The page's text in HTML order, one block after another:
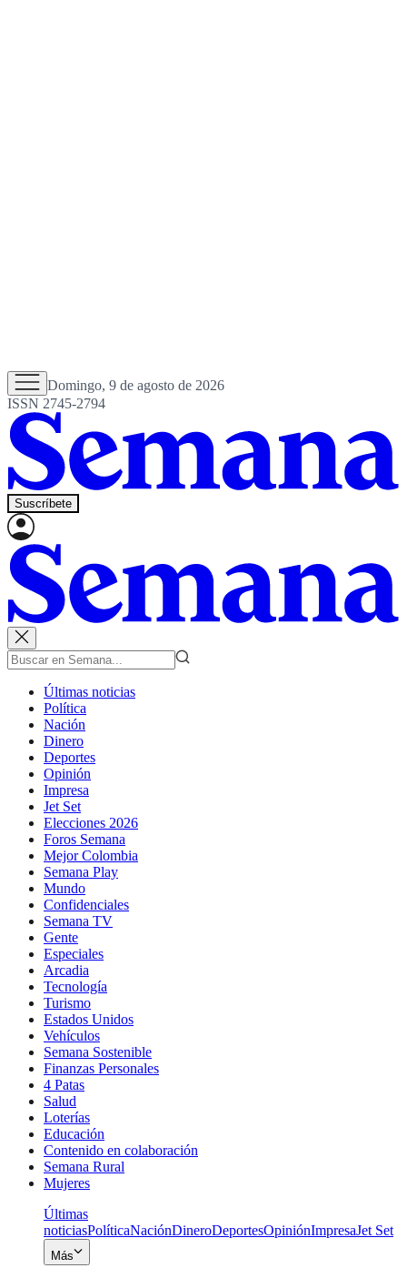
Domingo, 9 de agosto de 2026
ISSN 2745-2794
Suscríbete
Últimas noticias
Política
Nación
Dinero
Deportes
Opinión
Impresa
Jet Set
Elecciones 2026
Foros Semana
Mejor Colombia
Semana Play
Mundo
Confidenciales
Semana TV
Gente
Especiales
Arcadia
Tecnología
Turismo
Estados Unidos
Vehículos
Semana Sostenible
Finanzas Personales
4 Patas
Salud
Loterías
Educación
Contenido en colaboración
Semana Rural
Mujeres
Últimas
noticiasPolíticaNaciónDineroDeportesOpiniónImpresaJet Set
Más